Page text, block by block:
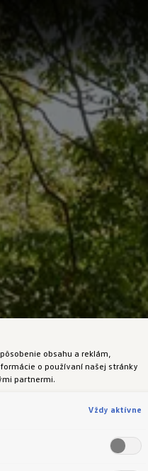
obsahu a reklám,
o používaní našej stránky
partnermi.
Vždy aktívne